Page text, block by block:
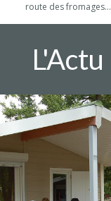
route des fromages…
L'Actu